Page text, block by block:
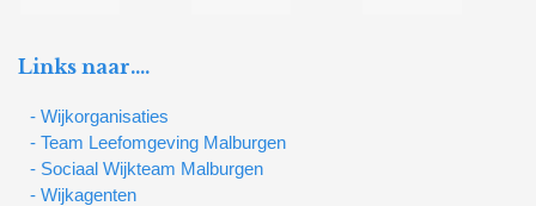
Links naar….
- Wijkorganisaties
- Team Leefomgeving Malburgen
- Sociaal Wijkteam Malburgen
- Wijkagenten